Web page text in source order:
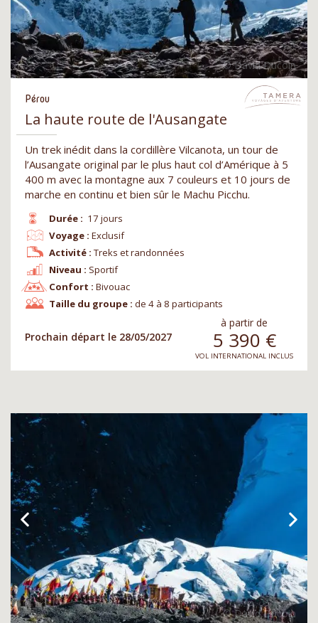
Pérou
La haute route de l'Ausangate
Un trek inédit dans la cordillère Vilcanota, un tour de
l’Ausangate original par le plus haut col d’Amérique à 5
400 m avec la montagne aux 7 couleurs et 10 jours de
marche en continu et bien sûr le Machu Picchu.
Durée : 17 jours
Niveau : Sportif
Voyage : Exclusif
Confort : Bivouac
Activité : Treks et randonnées
Taille du groupe : de 4 à 8 participants
Prochain départ le 28/05/2027
à partir de
5 390 €
VOL INTERNATIONAL INCLUS